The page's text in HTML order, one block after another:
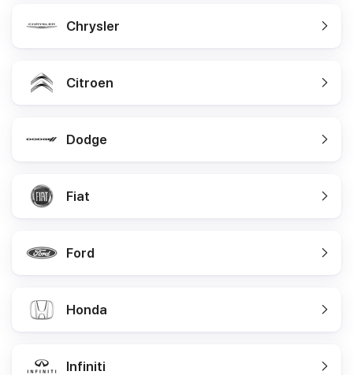
Chrysler
Citroen
Dodge
Fiat
Ford
Honda
Infiniti